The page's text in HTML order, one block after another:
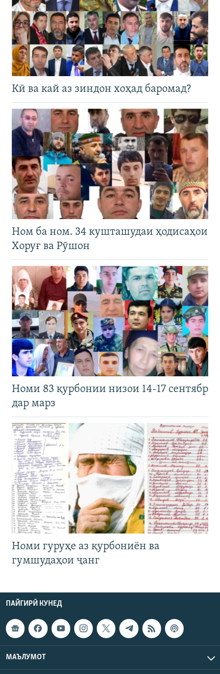
Кӣ ва кай аз зиндон хоҳад баромад?
Ном ба ном. 34 кушташудаи ҳодисаҳои
Хоруғ ва Рӯшон
Номи 83 қурбонии низои 14-17 сентябр
дар марз
Номи гуруҳе аз қурбониён ва
гумшудаҳои ҷанг
ПАЙГИРӢ КУНЕД
МАЪЛУМОТ